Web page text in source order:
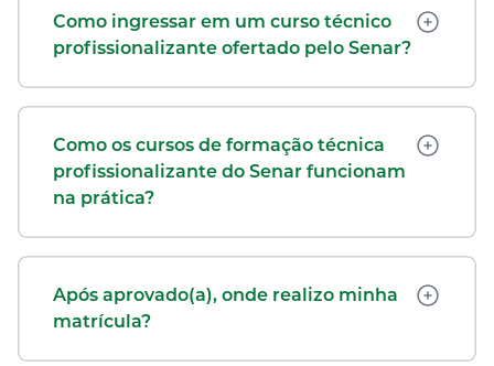
Como ingressar em um curso técnico
profissionalizante ofertado pelo Senar?
Como os cursos de formação técnica
profissionalizante do Senar funcionam
na prática?
Após aprovado(a), onde realizo minha
matrícula?